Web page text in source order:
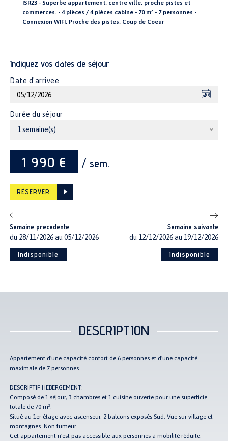
ISR23 - Superbe appartement, centre ville, proche pistes et
commerces. - 4 pièces / 4 pièces cabine - 70 m² - 7 personnes -
Connexion WIFI, Proche des pistes, Coup de Coeur
Indiquez vos dates de séjour
Date d'arrivee
Durée du séjour
1 semaine(s)
1 990 € / sem.
RÉSERVER
Semaine precedente
du 28/11/2026 au 05/12/2026
Indisponible
Semaine suivante
du 12/12/2026 au 19/12/2026
Indisponible
DESCRIPTION
Appartement d'une capacité confort de 6 personnes et d'une capacité
maximale de 7 personnes.
DESCRIPTIF HEBERGEMENT:
Composé de 1 séjour, 3 chambres et 1 cuisine ouverte pour une superficie
totale de 70 m².
Situé au 1er étage avec ascenseur. 2 balcons exposés Sud. Vue sur village et
montagnes. Non fumeur.
Cet appartement n'est pas accessible aux personnes à mobilité réduite.